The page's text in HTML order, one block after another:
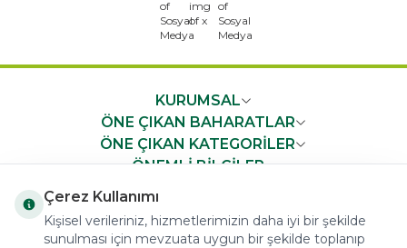
x
KURUMSAL
ÖNE ÇIKAN BAHARATLAR
ÖNE ÇIKAN KATEGORİLER
ÖNEMLİ BİLGİLER
Çerez Kullanımı
Kişisel verileriniz, hizmetlerimizin daha iyi bir şekilde
sunulması için mevzuata uygun bir şekilde toplanıp